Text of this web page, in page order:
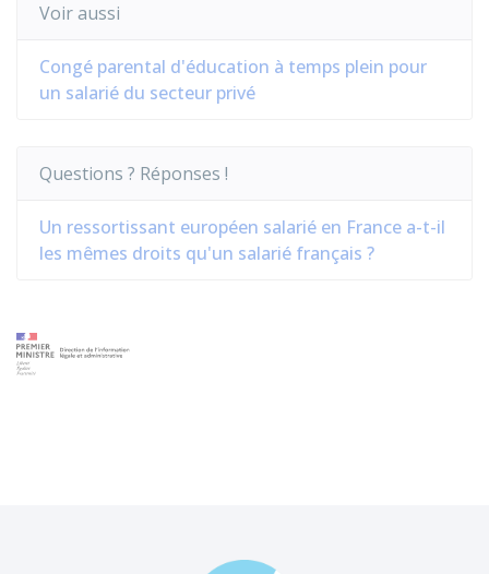
Voir aussi
Congé parental d'éducation à temps plein pour
un salarié du secteur privé
Questions ? Réponses !
Un ressortissant européen salarié en France a-t-il
les mêmes droits qu'un salarié français ?